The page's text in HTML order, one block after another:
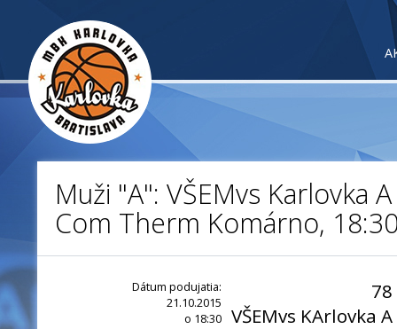
Muži "A": VŠEMvs Karlovka
Com Therm Komárno,
Dátum podujatia:
21.10.2015
o 18:30
78
VŠEMvs KArlovka A